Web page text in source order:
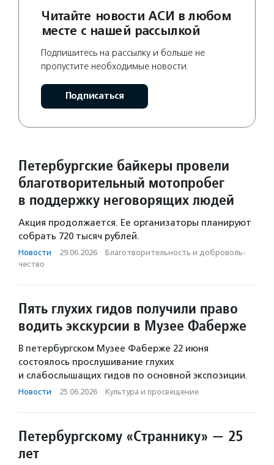
Читайте новости АСИ в любом
месте с нашей рассылкой
Подпишитесь на рассылку и больше не
пропустите необходимые новости.
Подписаться
Петербургские байкеры провели
благотворительный мотопробег
в поддержку неговорящих людей
Акция продолжается. Ее организаторы планируют
собрать 720 тысяч рублей.
Новости · 29.06.2026 · Благотвори­тель­ность и доброволь­
чест­во
Пять глухих гидов получили право
водить экскурсии в Музее Фаберже
В петербургском Музее Фаберже 22 июня
состоялось прослушивание глухих
и слабослышащих гидов по основной экспозиции.
Новости · 25.06.2026 · Культура и просвещение
Петербургскому «Страннику» — 25
лет